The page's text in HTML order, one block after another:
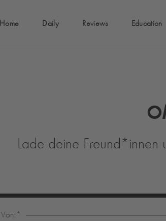
Home Daily Reviews Education
Lade deine
Von: *